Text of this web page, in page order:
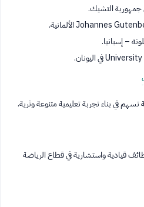
في بناء تجربة تعليمية متنوعة وثرية.
قيادية واستشارية في قطاع الرياضة